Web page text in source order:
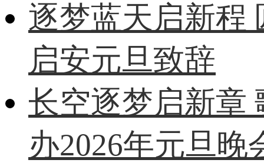
逐梦蓝天启新
启安元旦致辞
长空逐梦启新
办2026年元旦晚